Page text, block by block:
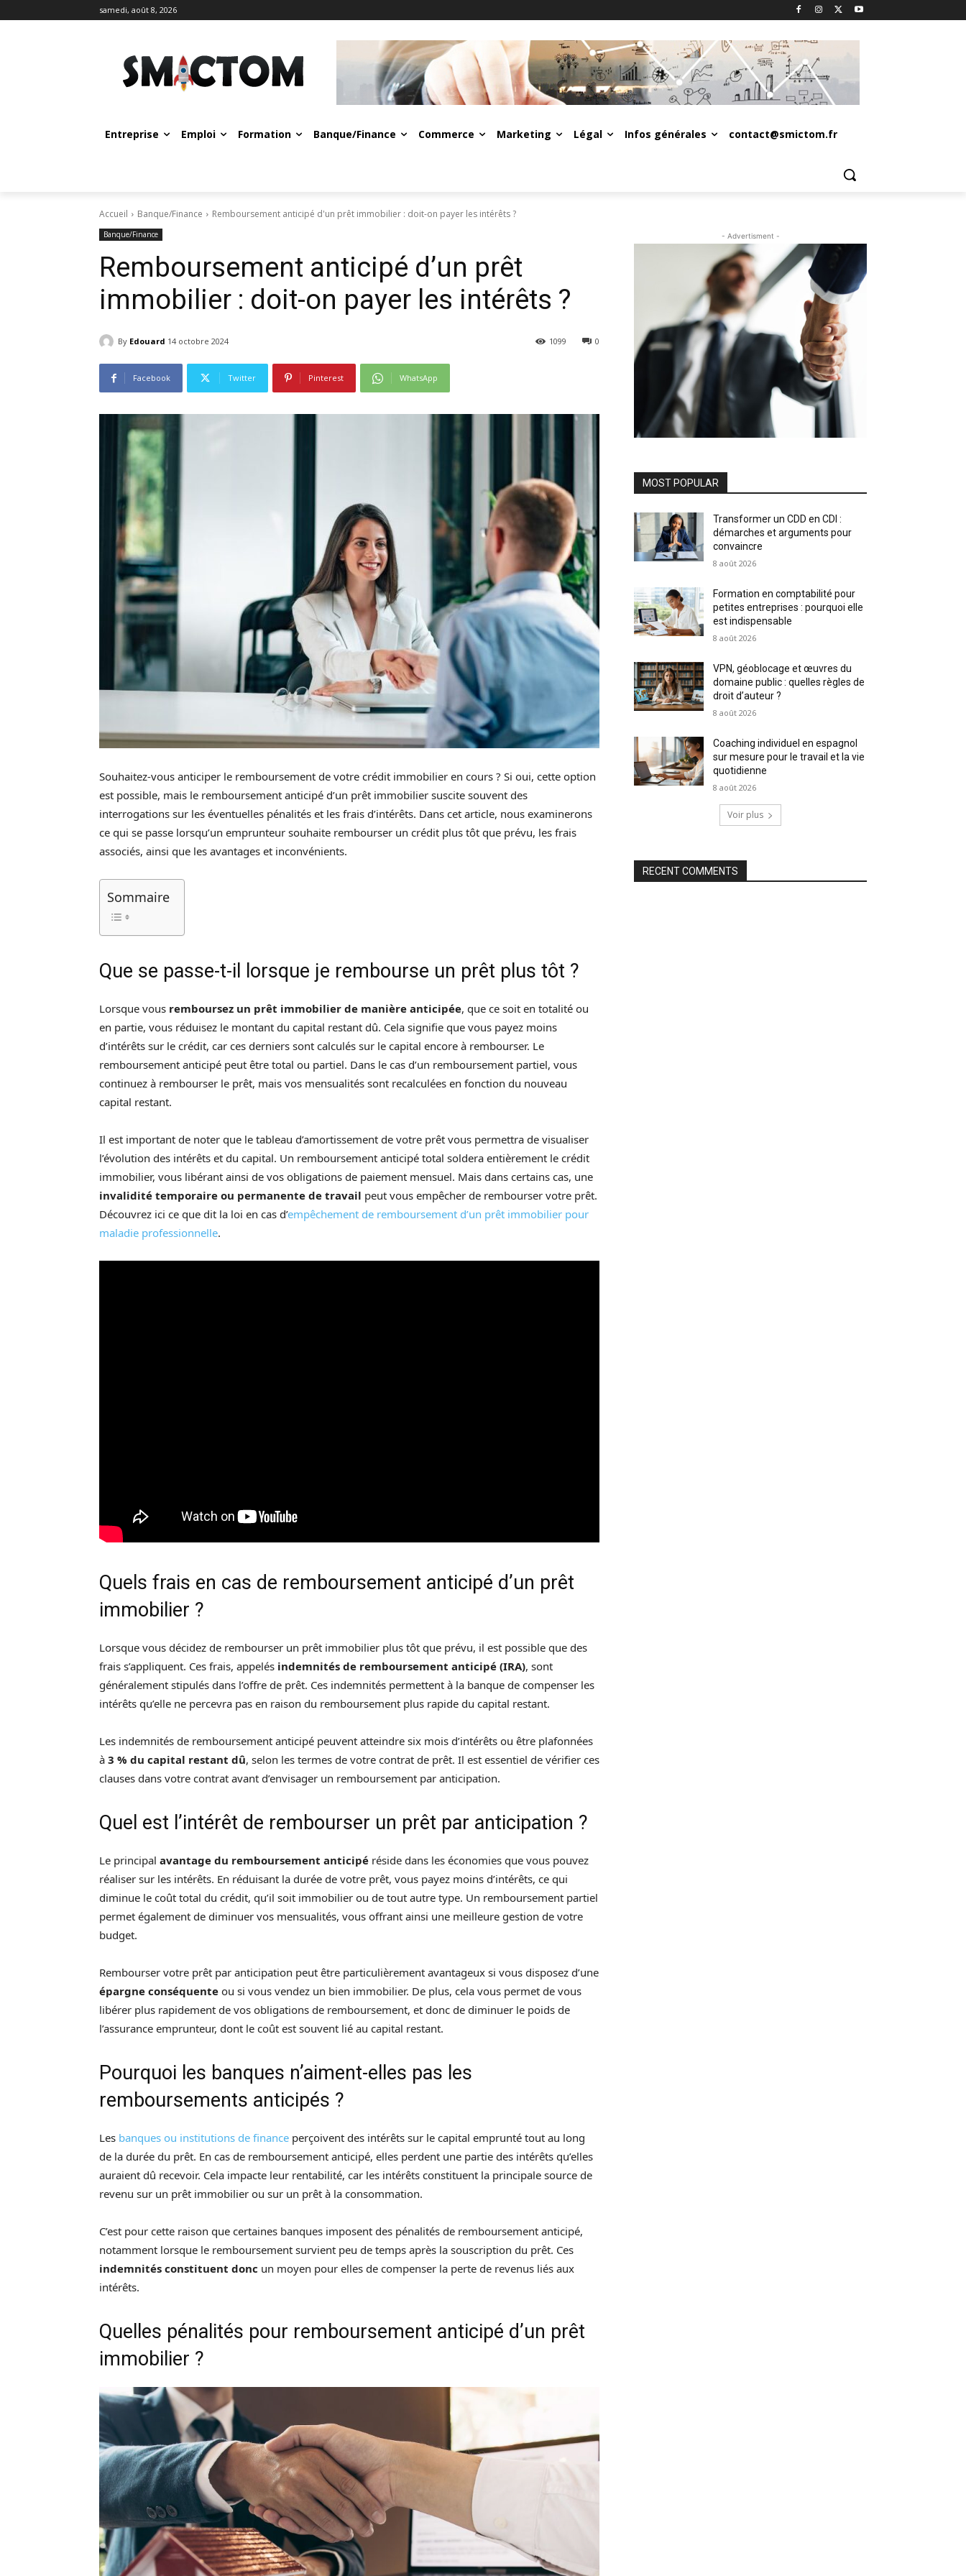
samedi, août 8, 2026
Entreprise Emploi Formation Banque/Finance Commerce Marketing Légal Infos générales contact@smictom.fr
Accueil Banque/Finance Remboursement anticipé d'un prêt immobilier : doit-on payer les intérêts ?
Banque/Finance
Remboursement anticipé d’un prêt
immobilier : doit-on payer les intérêts ?
By Edouard 14 octobre 2024 0
1099
Facebook Twitter Pinterest WhatsApp
Souhaitez-vous anticiper le remboursement de votre crédit immobilier en cours ? Si oui, cette option
est possible, mais le remboursement anticipé d’un prêt immobilier suscite souvent des
interrogations sur les éventuelles pénalités et les frais d’intérêts. Dans cet article, nous examinerons
ce qui se passe lorsqu’un emprunteur souhaite rembourser un crédit plus tôt que prévu, les frais
associés, ainsi que les avantages et inconvénients.
Sommaire
Que se passe-t-il lorsque je rembourse un prêt plus tôt ?
Lorsque vous remboursez un prêt immobilier de manière anticipée, que ce soit en totalité ou
en partie, vous réduisez le montant du capital restant dû. Cela signifie que vous payez moins
d’intérêts sur le crédit, car ces derniers sont calculés sur le capital encore à rembourser. Le
remboursement anticipé peut être total ou partiel. Dans le cas d’un remboursement partiel, vous
continuez à rembourser le prêt, mais vos mensualités sont recalculées en fonction du nouveau
capital restant.
Il est important de noter que le tableau d’amortissement de votre prêt vous permettra de visualiser
l’évolution des intérêts et du capital. Un remboursement anticipé total soldera entièrement le crédit
immobilier, vous libérant ainsi de vos obligations de paiement mensuel. Mais dans certains cas, une
invalidité temporaire ou permanente de travail peut vous empêcher de rembourser votre prêt.
Découvrez ici ce que dit la loi en cas d’empêchement de remboursement d’un prêt immobilier pour
maladie professionnelle.
Quels frais en cas de remboursement anticipé d’un prêt
immobilier ?
Lorsque vous décidez de rembourser un prêt immobilier plus tôt que prévu, il est possible que des
frais s’appliquent. Ces frais, appelés indemnités de remboursement anticipé (IRA), sont
généralement stipulés dans l’offre de prêt. Ces indemnités permettent à la banque de compenser les
intérêts qu’elle ne percevra pas en raison du remboursement plus rapide du capital restant.
Les indemnités de remboursement anticipé peuvent atteindre six mois d’intérêts ou être plafonnées
à 3 % du capital restant dû, selon les termes de votre contrat de prêt. Il est essentiel de vérifier ces
clauses dans votre contrat avant d’envisager un remboursement par anticipation.
Quel est l’intérêt de rembourser un prêt par anticipation ?
Le principal avantage du remboursement anticipé réside dans les économies que vous pouvez
réaliser sur les intérêts. En réduisant la durée de votre prêt, vous payez moins d’intérêts, ce qui
diminue le coût total du crédit, qu’il soit immobilier ou de tout autre type. Un remboursement partiel
permet également de diminuer vos mensualités, vous offrant ainsi une meilleure gestion de votre
budget.
Rembourser votre prêt par anticipation peut être particulièrement avantageux si vous disposez d’une
épargne conséquente ou si vous vendez un bien immobilier. De plus, cela vous permet de vous
libérer plus rapidement de vos obligations de remboursement, et donc de diminuer le poids de
l’assurance emprunteur, dont le coût est souvent lié au capital restant.
Pourquoi les banques n’aiment-elles pas les
remboursements anticipés ?
Les banques ou institutions de finance perçoivent des intérêts sur le capital emprunté tout au long
de la durée du prêt. En cas de remboursement anticipé, elles perdent une partie des intérêts qu’elles
auraient dû recevoir. Cela impacte leur rentabilité, car les intérêts constituent la principale source de
revenu sur un prêt immobilier ou sur un prêt à la consommation.
C’est pour cette raison que certaines banques imposent des pénalités de remboursement anticipé,
notamment lorsque le remboursement survient peu de temps après la souscription du prêt. Ces
indemnités constituent donc un moyen pour elles de compenser la perte de revenus liés aux
intérêts.
Quelles pénalités pour remboursement anticipé d’un prêt
immobilier ?
- Advertisment -
MOST POPULAR
Transformer un CDD en CDI :
démarches et arguments pour
convaincre
8 août 2026
Formation en comptabilité pour
petites entreprises : pourquoi elle
est indispensable
8 août 2026
VPN, géoblocage et œuvres du
domaine public : quelles règles de
droit d’auteur ?
8 août 2026
Coaching individuel en espagnol
sur mesure pour le travail et la vie
quotidienne
8 août 2026
Voir plus
RECENT COMMENTS